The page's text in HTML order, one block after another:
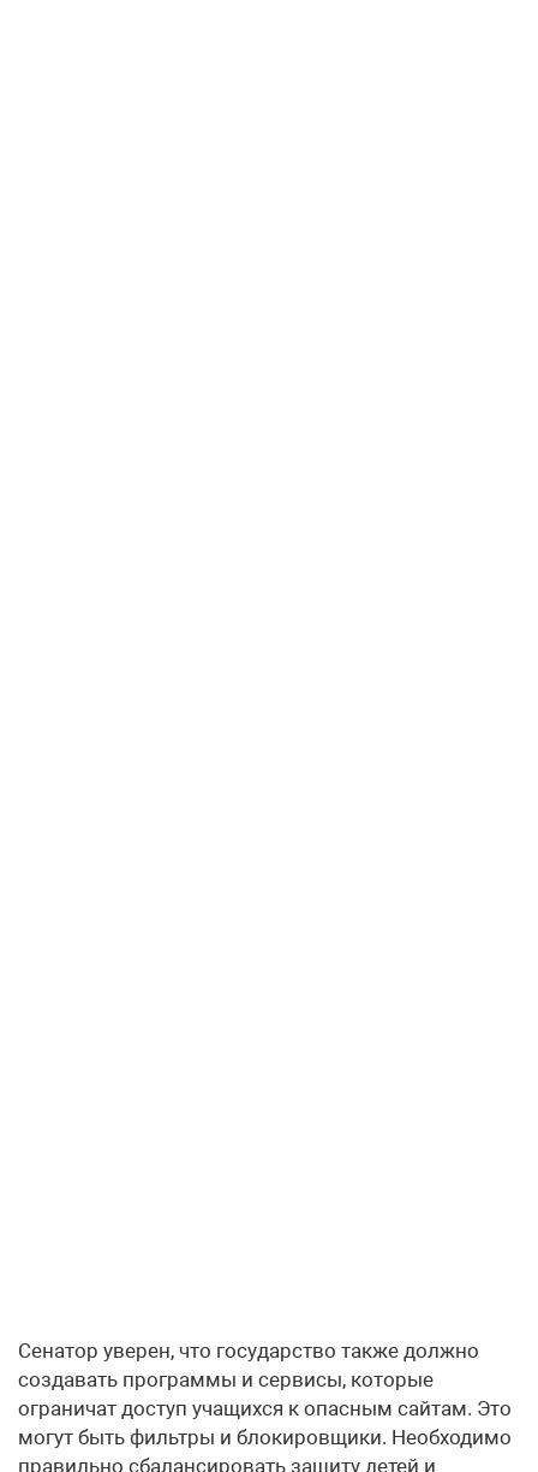
Сенатор уверен, что государство также должно
создавать программы и сервисы, которые
ограничат доступ учащихся к опасным сайтам. Это
могут быть фильтры и блокировщики. Необходимо
правильно сбалансировать защиту детей и